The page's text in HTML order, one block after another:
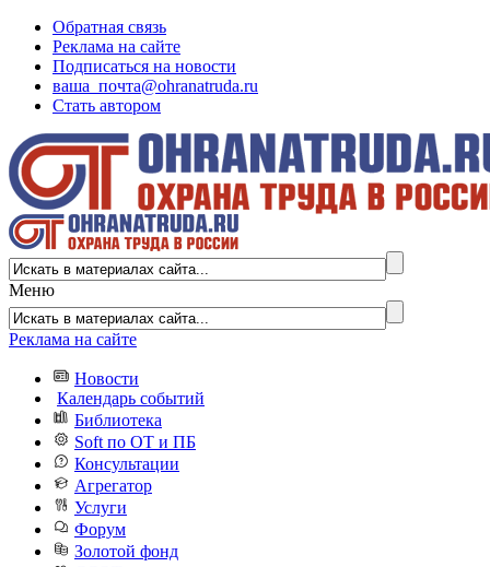
Обратная связь
Реклама на сайте
Подписаться на новости
ваша_почта@ohranatruda.ru
Стать автором
Меню
Реклама на сайте
Новости
Календарь событий
Библиотека
Soft по ОТ и ПБ
Консультации
Агрегатор
Услуги
Форум
Золотой фонд